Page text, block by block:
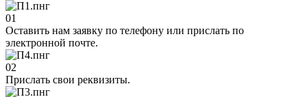
01
Оставить нам заявку по телефону или прислать по
электронной почте.
02
Прислать свои реквизиты.